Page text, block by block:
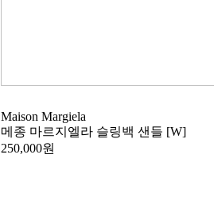
Maison Margiela
메종 마르지엘라 슬링백 샌들 [W]
250,000원